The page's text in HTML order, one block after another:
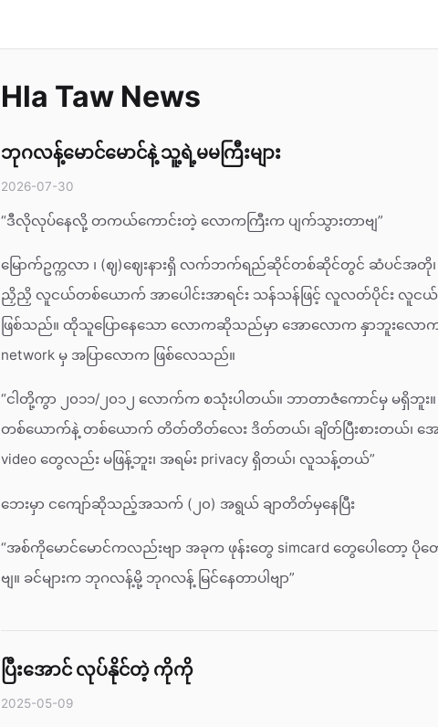
Hla Taw News
ဘုဂလန့်မောင်မောင်နဲ့ သူ့ရဲ့မမကြီးများ
2026-07-30
“ဒီလိုလုပ်နေလို့ တကယ်ကောင်းတဲ့ လောကကြီးက ပျက်သွားတာဗျ”
မြောက်ဥက္ကလာ ၊ (ဈ)ဈေးနားရှိ လက်ဘက်ရည်ဆိုင်တစ်ဆိုင်တွင် ဆံပင်အတို၊
ညှိညှိ လူငယ်တစ်ယောက် အာပေါင်းအာရင်း သန်သန်ဖြင့် လူလတ်ပိုင်း လူငယ်တ
ဖြစ်သည်။ ထိုသူပြောနေသော လောကဆိုသည်မှာ အောလောက နှာဘူးလောကဟု
network မှ အပြာလောက ဖြစ်လေသည်။
“ငါတို့ကွာ ၂၀၁၁/၂၀၁၂ လောက်က စသုံးပါတယ်။ ဘာတာဇံကောင်မှ မ
တစ်ယောက်နဲ့ တစ်ယောက် တိတ်တိတ်လေး ဒိတ်တယ်၊ ချိတ်ပြီးစားတယ်၊ အ
video တွေလည်း မဖြန့်ဘူး၊ အရမ်း privacy ရှိတယ်၊ လူသန့်တယ်”
ဘေးမှာ ငကျော်ဆိုသည့်အသက် (၂၀) အရွယ် ချာတိတ်မှနေပြီး
“အစ်ကိုမောင်မောင်ကလည်းဗျာ အခုက ဖုန်းတွေ simcard တွေပေါတော့ ပိုတ
ဗျ။ ခင်များက ဘုဂလန့်မို့ ဘုဂလန့် မြင်နေတာပါဗျာ”
ပြီးအောင် လုပ်နိုင်တဲ့ ကိုကို
2025-05-09